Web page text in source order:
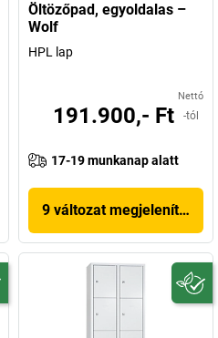
Öltözőpad, egyoldalas –
Wolf
HPL lap
Nettó
191.900,- Ft -tól
17-19 munkanap alatt
9 változat megjelenítése